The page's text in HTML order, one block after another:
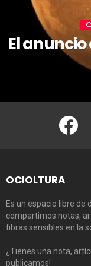
El anuncio
OCIOLTURA
Es un espacio libre de
compartimos notas,
fibras sensibles en la
¿Tienes una nota,
publicamos!